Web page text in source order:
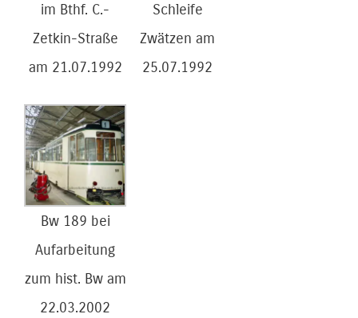
im Bthf. C.-
Zetkin-Straße
am 21.07.1992
Schleife
Zwätzen am
25.07.1992
Bw 189 bei
Aufarbeitung
zum hist. Bw am
22.03.2002